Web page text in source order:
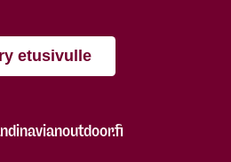
etusivulle